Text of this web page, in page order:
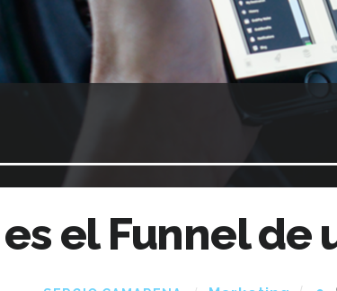
el Funnel de